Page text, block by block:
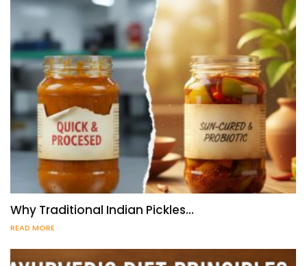
Why Traditional Indian Pickles…
READ MORE